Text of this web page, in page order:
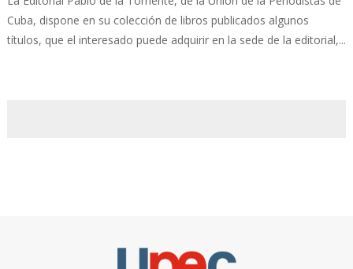
Cuba, dispone en su colección de libros publicados algunos
títulos, que el interesado puede adquirir en la sede de la editorial,...